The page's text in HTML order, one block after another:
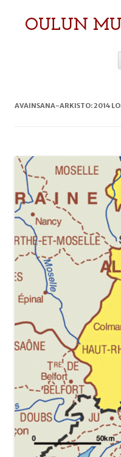
OULUN
AVAINSANA-ARKISTO:2014